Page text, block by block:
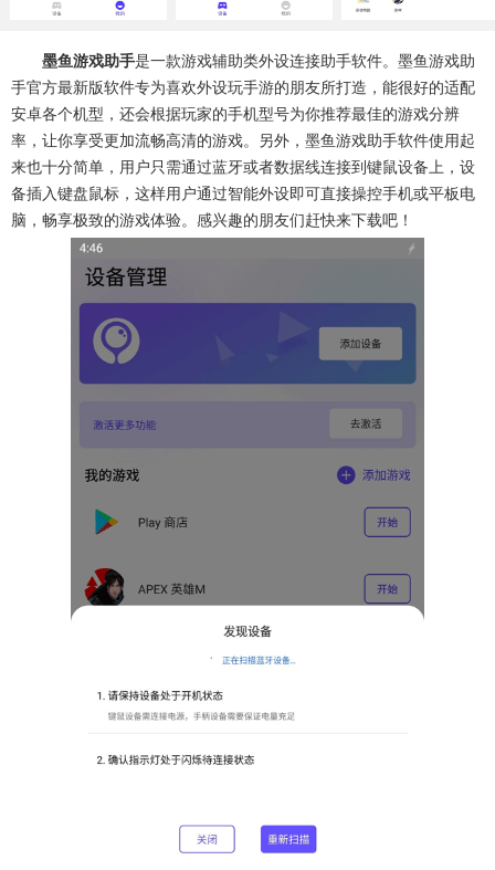
96款应用
墨鱼游戏助手是一款游戏辅助类外设连接助手软件。墨鱼游戏助
手官方最新版软件专为喜欢外设玩手游的朋友所打造，能很好的适配
安卓各个机型，还会根据玩家的手机型号为你推荐最佳的游戏分辨
率，让你享受更加流畅高清的游戏。另外，墨鱼游戏助手软件使用起
来也十分简单，用户只需通过蓝牙或者数据线连接到键鼠设备上，设
备插入键盘鼠标，这样用户通过智能外设即可直接操控手机或平板电
脑，畅享极致的游戏体验。感兴趣的朋友们赶快来下载吧！